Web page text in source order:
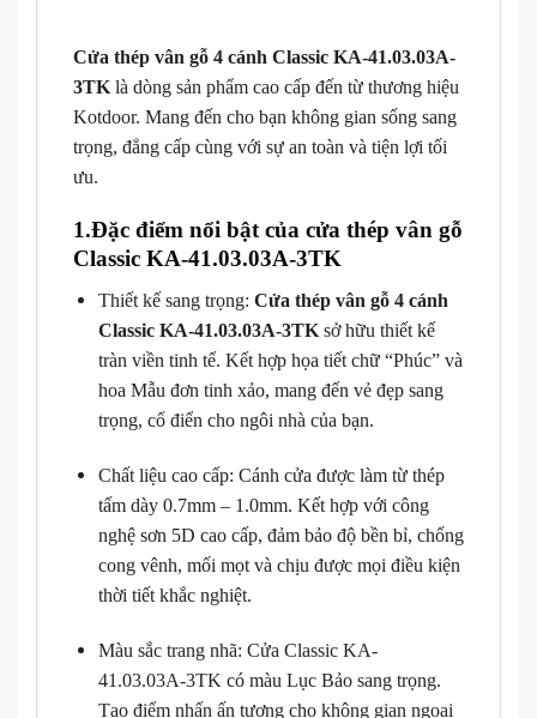
Cửa thép vân gỗ 4 cánh Classic KA-41.03.03A-
3TK là dòng sản phẩm cao cấp đến từ thương hiệu
Kotdoor. Mang đến cho bạn không gian sống sang
trọng, đẳng cấp cùng với sự an toàn và tiện lợi tối
ưu.
1.Đặc điểm nổi bật của cửa thép vân gỗ
Classic KA-41.03.03A-3TK
Thiết kế sang trọng: Cửa thép vân gỗ 4 cánh
Classic KA-41.03.03A-3TKsở hữu thiết kế
tràn viền tinh tế. Kết hợp họa tiết chữ “Phúc” và
hoa Mẫu đơn tinh xảo, mang đến vẻ đẹp sang
trọng, cổ điển cho ngôi nhà của bạn.
Chất liệu cao cấp: Cánh cửa được làm từ thép
tấm dày 0.7mm – 1.0mm. Kết hợp với công
nghệ sơn 5D cao cấp, đảm bảo độ bền bỉ, chống
cong vênh, mối mọt và chịu được mọi điều kiện
thời tiết khắc nghiệt.
Màu sắc trang nhã: Cửa Classic KA-
41.03.03A-3TK có màu Lục Bảo sang trọng.
Tạo điểm nhấn ấn tượng cho không gian ngoại